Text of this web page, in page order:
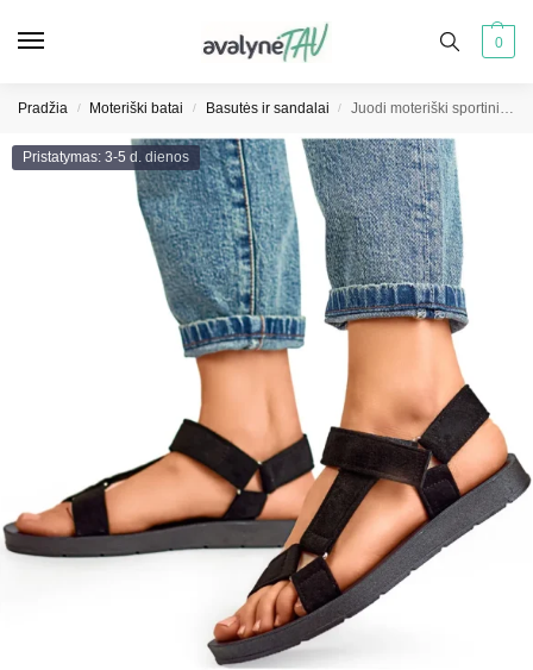
0
Pradžia / Moteriški batai / Basutės ir sandalai / Juodi moteriški sportiniai sandalai su velcro užsegimu
Pristatymas: 3-5 d. dienos